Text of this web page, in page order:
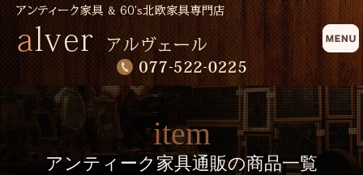
item
アンティーク家具通販の商品一覧